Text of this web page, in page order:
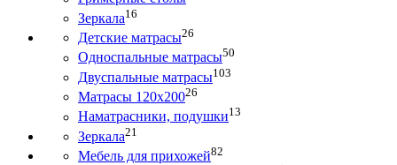
Зеркала16
Детские матрасы26
Односпальные матрасы50
Двуспальные матрасы103
Матрасы 120х20026
Наматрасники, подушки13
Зеркала21
Мебель для прихожей82